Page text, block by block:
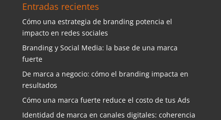
Entradas recientes
Cómo una estrategia de branding potencia el
impacto en redes sociales
Branding y Social Media: la base de una marca
fuerte
De marca a negocio: cómo el branding impacta en
resultados
Cómo una marca fuerte reduce el costo de tus Ads
Identidad de marca en canales digitales: coherencia